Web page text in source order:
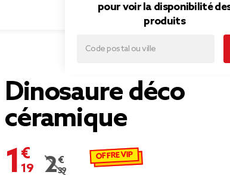
pour voir la disponibilité
produits
Dinosaure déco
céramique
1,19 €
Prix remisé de 2,39 € à 1,19 €
2,39 €
OFFRE VIP